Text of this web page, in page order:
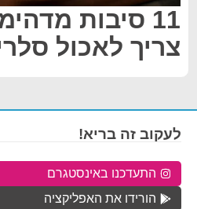
11 סיבות
צריך לאכול
לעקוב זה בריא!
התעדכנו באינסטגרם
הורידו את האפליקציה